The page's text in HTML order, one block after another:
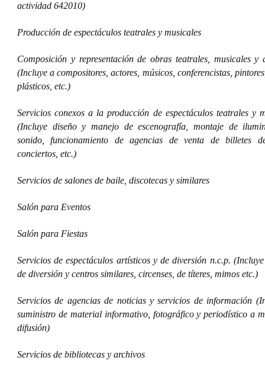
actividad 642010)
Producción de espectáculos teatrales y musicales
Composición y representación de obras teatrales, musicales y
(Incluye a compositores, actores, músicos, conferencistas,
plásticos, etc.)
Servicios conexos a la producción de espectáculos teatrales y
(Incluye diseño y manejo de escenografía, montaje de
sonido, funcionamiento de agencias de venta de billetes
conciertos, etc.)
Servicios de salones de baile, discotecas y similares
Salón para Eventos
Salón para Fiestas
Servicios de espectáculos artísticos y de diversión n.c.p.
de diversión y centros similares, circenses, de títeres, mimos etc.)
Servicios de agencias de noticias y servicios de información
suministro de material informativo, fotográfico y periodístico a
difusión)
Servicios de bibliotecas y archivos